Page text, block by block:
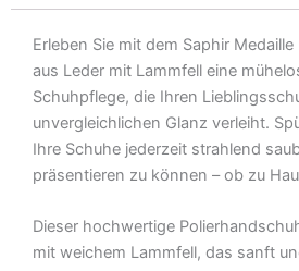
Erleben Sie mit dem Saphir Medaille
aus Leder mit Lammfell eine
Schuhpflege, die Ihren
unvergleichlichen Glanz verleiht.
Ihre Schuhe jederzeit strahlend
präsentieren zu können – ob zu
Dieser hochwertige
mit weichem Lammfell, das sanft